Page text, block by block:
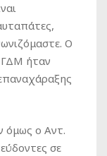
Ο
ήταν
όμως ο Αντ.
σε